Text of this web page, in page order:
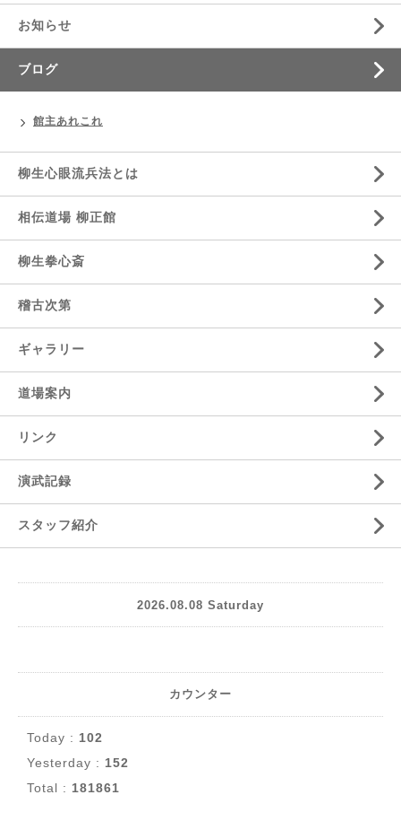
お知らせ
ブログ
館主あれこれ
柳生心眼流兵法とは
相伝道場 柳正館
柳生拳心斎
稽古次第
ギャラリー
道場案内
リンク
演武記録
スタッフ紹介
2026.08.08 Saturday
カウンター
Today : 102
Yesterday : 152
Total : 181861